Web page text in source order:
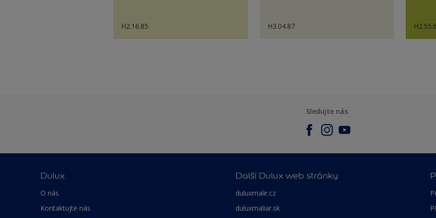
H2.16.85 H3.04.87
Sledujte nás
Dulux
O nás
Kontaktujte nás
Další Dulux web stránky
duluxmalir.cz
duluxmaliar.sk